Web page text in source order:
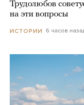
Трудолюбов
на эти вопросы
ИСТОРИИ 6 часов